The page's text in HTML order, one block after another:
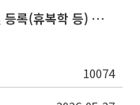
2026학년도 제2학기 등록금 수납 및 등록(휴복학 등) 일정 안내
10074